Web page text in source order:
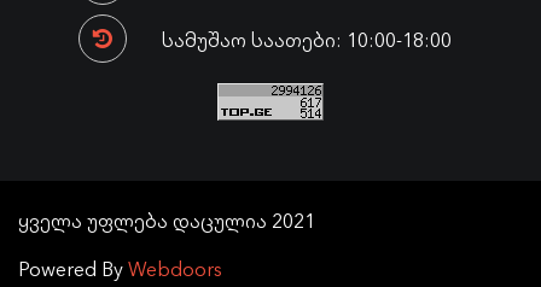
სამუშაო საათები: 10:00-18:00
ყველა უფლება დაცულია 2021
Powered ByWebdoors